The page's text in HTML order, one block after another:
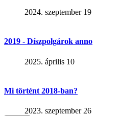
2024. szeptember 19
2019 - Díszpolgárok anno
2025. április 10
Mi történt 2018-ban?
2023. szeptember 26